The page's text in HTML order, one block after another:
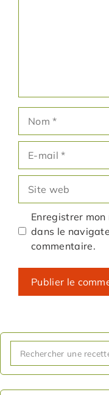
mail
web
Enregistrer
dans le
commentaire.